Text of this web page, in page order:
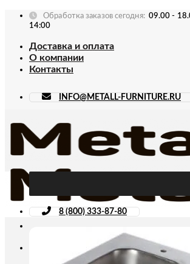
Skip
Обработка заказов сегодня: 09.00 -
14:00
Доставка и оплата
О компании
Контакты
INFO@METALL-FURNITURE.RU
8 (800) 333-87-80